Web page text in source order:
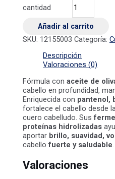
cantidad
Añadir al carrito
SKU: 12155003 Categoría:
Descripción
Valoraciones (0)
Fórmula conaceite de
cabello en profundidad,
Enriquecida con pantenol,
fortalece el cabello desde
cuero cabelludo. Sus
proteínas hidrolizadas
aportar brillo, suavidad,
cabellofuerte y saludable.
Valoraciones